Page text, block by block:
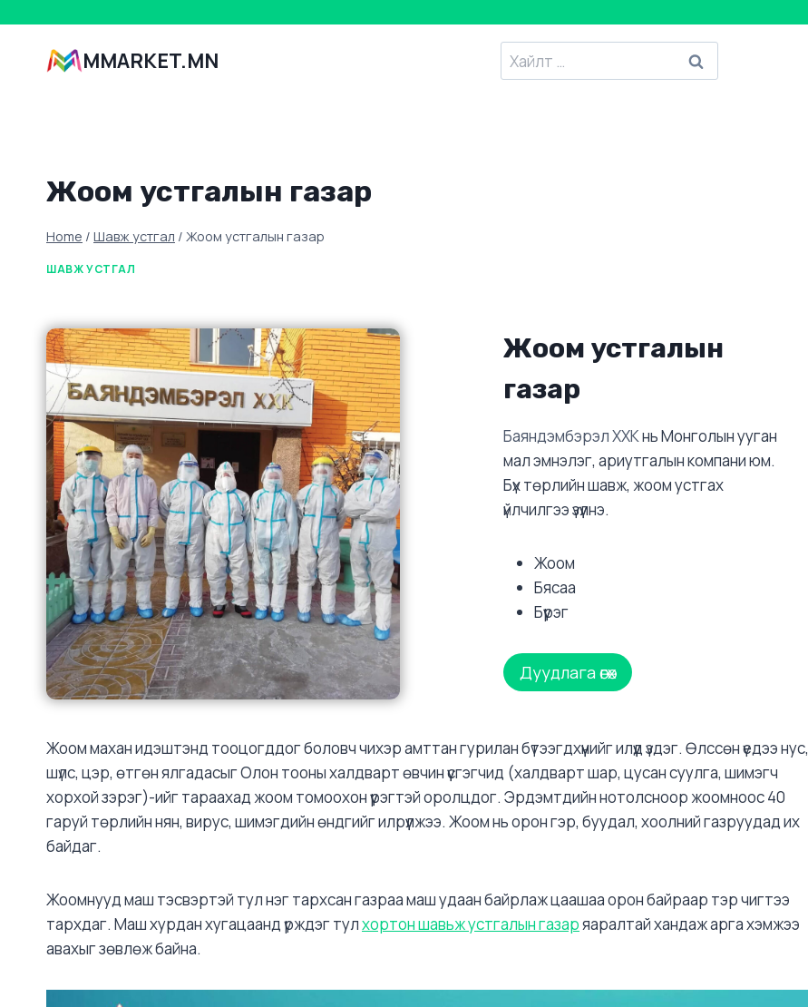
content
MMARKET.MN
Хайлтанд
:
Жоом устгалын газар
Home / Шавж устгал / Жоом устгалын газар
ШАВЖ УСТГАЛ
Жоом устгалын
газар
Баяндэмбэрэл ХХКнь Монголын ууган
мал эмнэлэг, ариутгалын компани юм.
Бүх төрлийн шавж, жоом устгах
үйлчилгээ үзүүлнэ.
Жоом
Бясаа
Бүүрэг
Дуудлага өгөх
Жоом махан идэштэнд тооцогддог боловч чихэр амттан гурилан бүтээгдхүүнийг илүүд үздэг. Өлссөн үедээ нус,
шүлс, цэр, өтгөн ялгадасыг Олон тооны халдварт өвчин үүсгэгчид (халдварт шар, цусан суулга, шимэгч
хорхой зэрэг)-ийг тараахад жоом томоохон үүрэгтэй оролцдог. Эрдэмтдийн нотолсноор жоомноос 40
гаруй төрлийн нян, вирус, шимэгдийн өндгийг илрүүлжээ. Жоом нь орон гэр, буудал, хоолний газруудад их
байдаг.
Жоомнууд маш тэсвэртэй тул нэг тархсан газраа маш удаан байрлаж цаашаа орон байраар тэр чигтээ
тархдаг. Маш хурдан хугацаанд үрждэг тулхортон шавьж устгалын газаряаралтай хандаж арга хэмжээ
авахыг зөвлөж байна.